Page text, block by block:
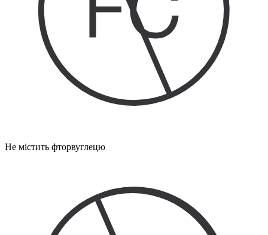
Не містить фторвуглецю